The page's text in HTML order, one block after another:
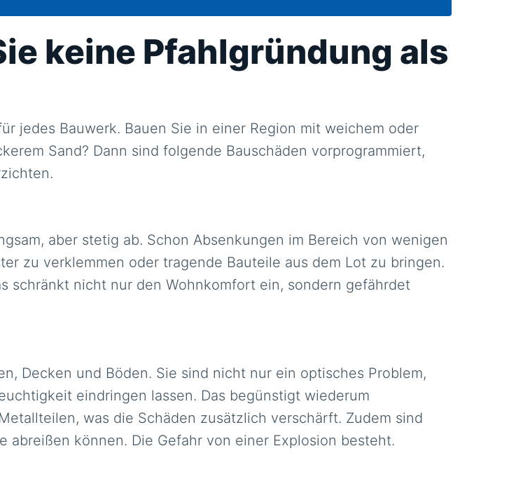
keine Pfahlgründung als
jedes Bauwerk. Bauen Sie in einer Region mit weichem oder
Sand? Dann sind folgende Bauschäden vorprogrammiert,
aber stetig ab. Schon Absenkungen im Bereich von wenigen
zu verklemmen oder tragende Bauteile aus dem Lot zu bringen.
schränkt nicht nur den Wohnkomfort ein, sondern gefährdet
Decken und Böden. Sie sind nicht nur ein optisches Problem,
eindringen lassen. Das begünstigt wiederum
was die Schäden zusätzlich verschärft. Zudem sind
abreißen können. Die Gefahr von einer Explosion besteht.